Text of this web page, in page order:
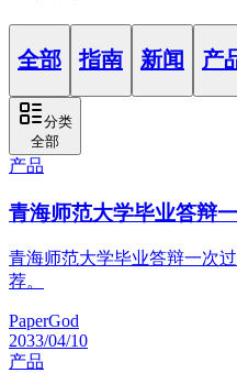
全部 指南 新闻 产
分类
全部
产品
青海师范大学毕业答辩
青海师范大学毕业答辩一次
荐。
PaperGod
2033/04/10
产品